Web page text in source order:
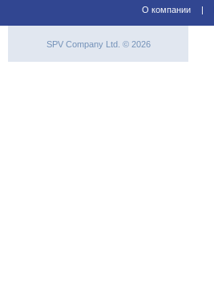
О компании |
SPV Company Ltd. © 2026